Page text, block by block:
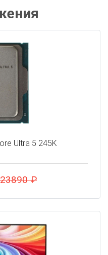
Ultra 5 245K
23890 ₽